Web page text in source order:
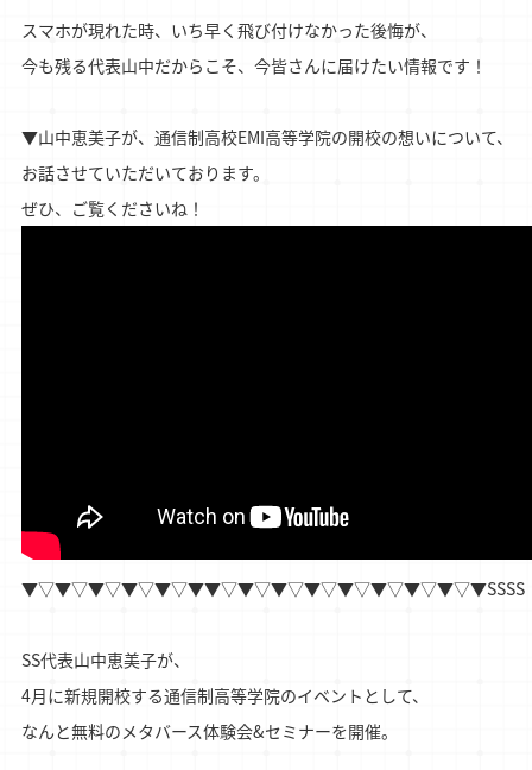
スマホが現れた時、いち早く飛び付けなかった後悔が、
今も残る代表山中だからこそ、今皆さんに届けたい情報です！
▼山中恵美子が、通信制高校EMI高等学院の開校の想いについて、
お話させていただいております。
▼▽▼▽▼▽▼▽▼▽▼▼▽▼▽▼▽▼▽▼▽▼▽▼▽▼▽▼SSSS
SS代表山中恵美子が、
4月に新規開校する通信制高等学院のイベントとして、
なんと無料のメタバース体験会&セミナーを開催。